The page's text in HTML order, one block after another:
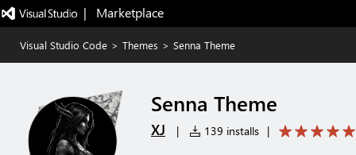
|   Marketplace
Visual Studio Code > Themes > Senna Theme
Senna Theme
XJ | 139 installs |